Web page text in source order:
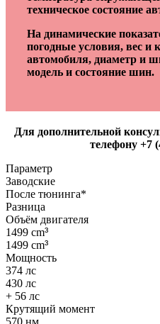
техническое состояние
На динамические
погодные условия, вес и
автомобиля, диаметр и
модель и состояние шин.
Для дополнительной
телефону +7
Параметр
Заводские
После тюнинга*
Разница
Объём двигателя
1499 cm³
1499 cm³
Мощность
374 лс
430 лс
+ 56 лс
Крутящий момент